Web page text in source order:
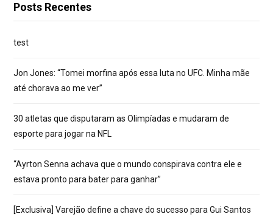
Posts Recentes
test
Jon Jones: “Tomei morfina após essa luta no UFC. Minha mãe
até chorava ao me ver”
30 atletas que disputaram as Olimpíadas e mudaram de
esporte para jogar na NFL
“Ayrton Senna achava que o mundo conspirava contra ele e
estava pronto para bater para ganhar”
[Exclusiva] Varejão define a chave do sucesso para Gui Santos